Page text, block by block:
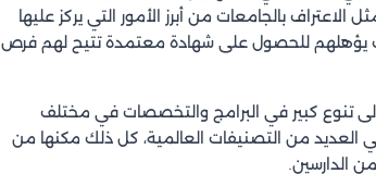
بالجامعات من أبرز الأمور التي يركز عليها
ذلك يؤهلهم للحصول على شهادة معتمدة تتيح لهم فرص
تنوع كبير في البرامج والتخصصات في مختلف
العديد من التصنيفات العالمية، كل ذلك مكنها من
الدارسين.